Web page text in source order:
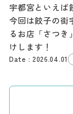
宇都宮といえば
今回は餃子の街
るお店「さつき
けします！
2026.04.01